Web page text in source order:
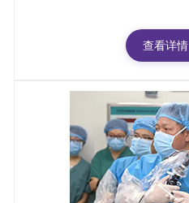
查看详情